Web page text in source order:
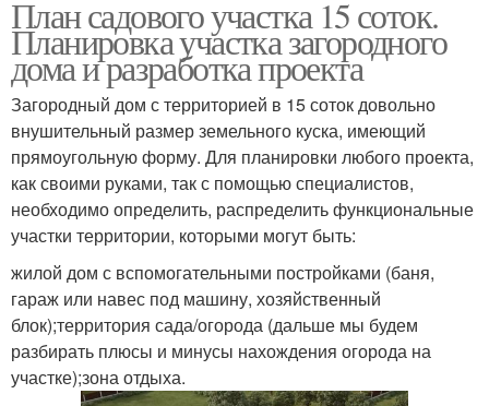
План садового участка 15 соток.
Планировка участка загородного
дома и разработка проекта
Загородный дом с территорией в 15 соток довольно
внушительный размер земельного куска, имеющий
прямоугольную форму. Для планировки любого проекта,
как своими руками, так с помощью специалистов,
необходимо определить, распределить функциональные
участки территории, которыми могут быть:
жилой дом с вспомогательными постройками (баня,
гараж или навес под машину, хозяйственный
блок);территория сада/огорода (дальше мы будем
разбирать плюсы и минусы нахождения огорода на
участке);зона отдыха.